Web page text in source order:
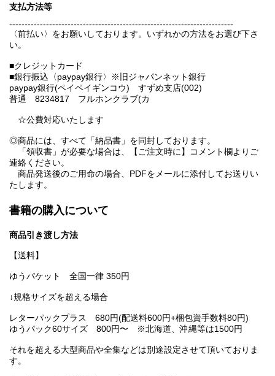
支払方法等
-------------------------------------------------------------------------
〈前払い〉をお願いしております。いずれかの方法をお選び下さ
い。
■クレジットカード
■銀行振込〈paypay銀行〉※旧ジャパンネット銀行
paypay銀行(ペイペイギンコウ) すずめ支店(002)
普通 8234817 フルホンクラブ(カ
☆公費対応いたします
◎商品には、すべて「納品書」を同封しております。
「領収書」が必要な場合は、【ご注文時に】コメント欄よりご
連絡ください。
商品発送後のご用命の場合、PDFをメールに添付してお送りい
たします。
書籍の購入について
商品引き渡し方法
【送料】
ゆうパケット 全国一律 350円
↓規格サイズを超える場合
レターパックプラス 680円(配送料600円+梱包資手数料80円)
ゆうパック60サイズ 800円〜 ※北海道、沖縄等は1500円
それを超える大型商品や全集などは別途設定させて頂いておりま
す。